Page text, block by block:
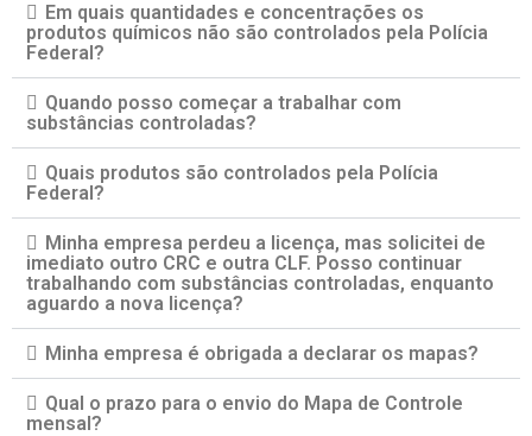
Em quais quantidades e concentrações os
produtos químicos não são controlados pela Polícia
Federal?
Quando posso começar a trabalhar com
substâncias controladas?
Quais produtos são controlados pela Polícia
Federal?
Minha empresa perdeu a licença, mas solicitei de
imediato outro CRC e outra CLF. Posso continuar
trabalhando com substâncias controladas, enquanto
aguardo a nova licença?
Minha empresa é obrigada a declarar os mapas?
Qual o prazo para o envio do Mapa de Controle
mensal?